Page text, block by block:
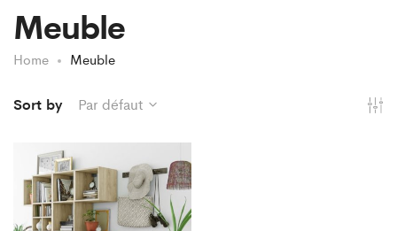
Meuble
Home Meuble
Sort by Par défaut